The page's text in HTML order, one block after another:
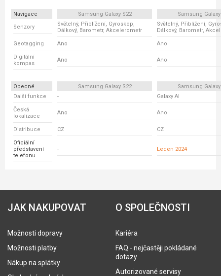
Navigace Samsung Galaxy S22
Samsung Galaxy
Senzory
Světelný, Přiblížení, Gyroskop,
Dálkový, Barometr, Akcelerometr
Světelný, Přiblížení,
Dálkový, Barometr,
Geotagging Ano Ano
Digitální
kompas
Ano Ano
Obecné Samsung Galaxy S22
Samsung Galaxy
Další funkce
- Galaxy AI
Česká
lokalizace
Ano Ano
Distribuce CZ CZ
Oficiální
představení
telefonu
- Leden 2024
JAK NAKUPOVAT
Možnosti dopravy
Možnosti platby
Nákup na splátky
O SPOLEČNOSTI
Kariéra
FAQ - nejčastěji pokládané
dotazy
Autorizované servisy